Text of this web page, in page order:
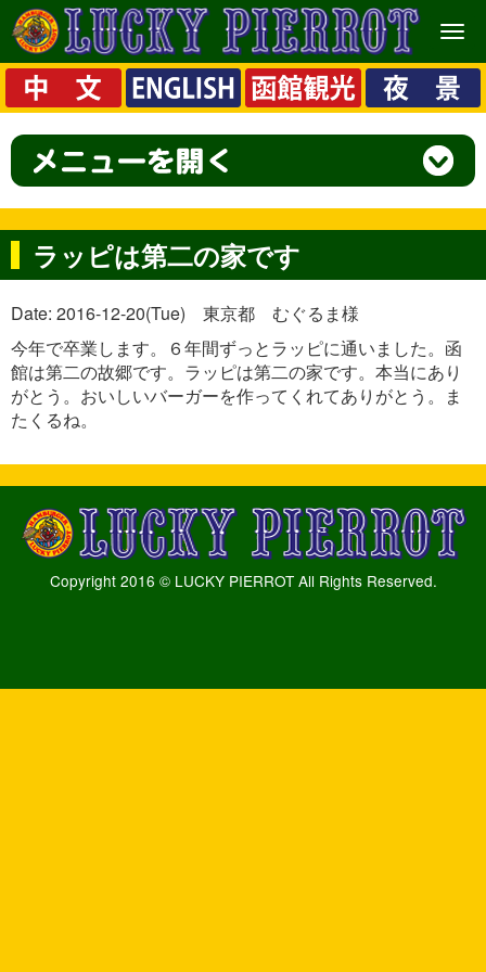
メ
ニ
ュ
ー
ラッピは第二の家です
Date: 2016-12-20(Tue) 東京都 むぐるま様
今年で卒業します。６年間ずっとラッピに通いました。函
館は第二の故郷です。ラッピは第二の家です。本当にあり
がとう。おいしいバーガーを作ってくれてありがとう。ま
たくるね。
Copyright 2016 © LUCKY PIERROT All Rights Reserved.